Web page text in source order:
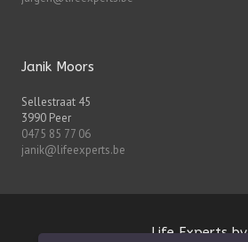
Janik Moors
Sellestraat 45
3990 Peer
0475 85 77 06
janik@lifeexperts.be
Life Experts bv